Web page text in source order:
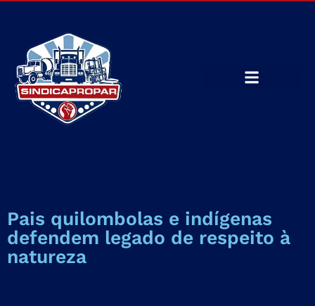
Pais quilombolas e indígenas
defendem legado de respeito à
natureza